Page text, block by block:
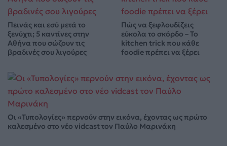
Πεινάς και εσύ μετά το
ξενύχτι; 5 καντίνες στην
Αθήνα που σώζουν τις
βραδινές σου λιγούρες
Πώς να ξεφλουδίζεις
εύκολα το σκόρδο – Το
kitchen trick που κάθε
foodie πρέπει να ξέρει
Οι «Τυπολογίες» περνούν στην εικόνα, έχοντας ως πρώτο
καλεσμένο στο νέο vidcast τον Παύλο Μαρινάκη